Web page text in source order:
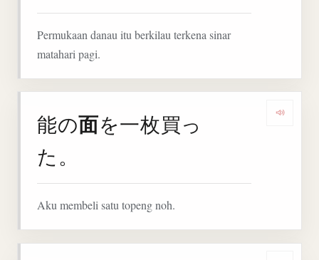
Permukaan danau itu berkilau terkena sinar
matahari pagi.
能の面を一枚買っ
た。
Aku membeli satu topeng noh.